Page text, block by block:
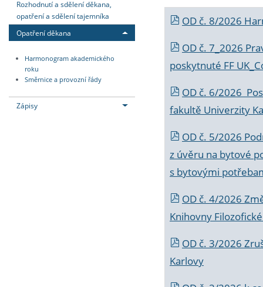
Rozhodnutí a sdělení děkana,
opatření a sdělení tajemníka
Opatření děkana
Harmonogram akademického
roku
Směrnice a provozní řády
Zápisy
OD č. 8/2026
OD č. 7_2026
poskytnuté FF
OD č. 6/2026
fakultě Univerzity
OD č. 5/2026
z úvěru na bytové
s bytovými
OD č. 4/2026
Knihovny
OD č. 3/2026
Karlovy